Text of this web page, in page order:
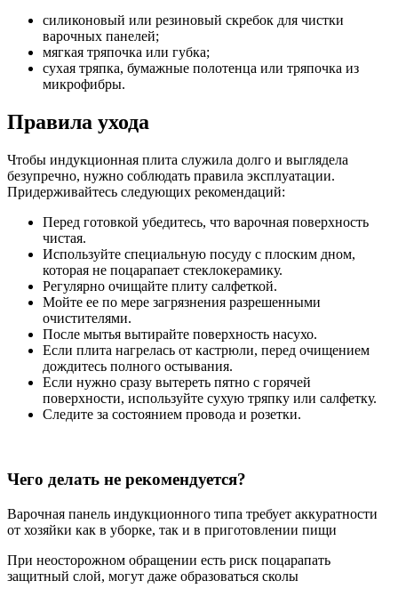
силиконовый или резиновый скребок для чистки
варочных панелей;
мягкая тряпочка или губка;
сухая тряпка, бумажные полотенца или тряпочка из
микрофибры.
Правила ухода
Чтобы индукционная плита служила долго и выглядела
безупречно, нужно соблюдать правила эксплуатации.
Придерживайтесь следующих рекомендаций:
Перед готовкой убедитесь, что варочная поверхность
чистая.
Используйте специальную посуду с плоским дном,
которая не поцарапает стеклокерамику.
Регулярно очищайте плиту салфеткой.
Мойте ее по мере загрязнения разрешенными
очистителями.
После мытья вытирайте поверхность насухо.
Если плита нагрелась от кастрюли, перед очищением
дождитесь полного остывания.
Если нужно сразу вытереть пятно с горячей
поверхности, используйте сухую тряпку или салфетку.
Следите за состоянием провода и розетки.
Чего делать не рекомендуется?
Варочная панель индукционного типа требует аккуратности
от хозяйки как в уборке, так и в приготовлении пищи
При неосторожном обращении есть риск поцарапать
защитный слой, могут даже образоваться сколы